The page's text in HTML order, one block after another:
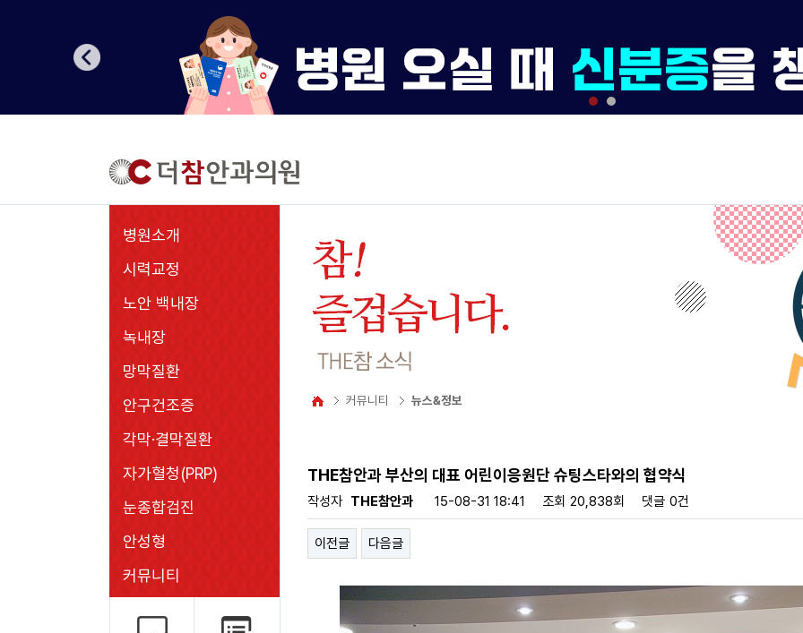
병원소개
시력교정
노안 백내장
녹내장
망막질환
안구건조증
각막·결막질환
자가혈청(PRP)
눈종합검진
안성형
커뮤니티
커뮤니티 뉴스&정보
THE참안과 부산의 대표 어린이응원단 슈팅스타와의 협약식
작성자 THE참안과 15-08-31 18:41 조회 20,838회 댓글 0건
이전글 다음글